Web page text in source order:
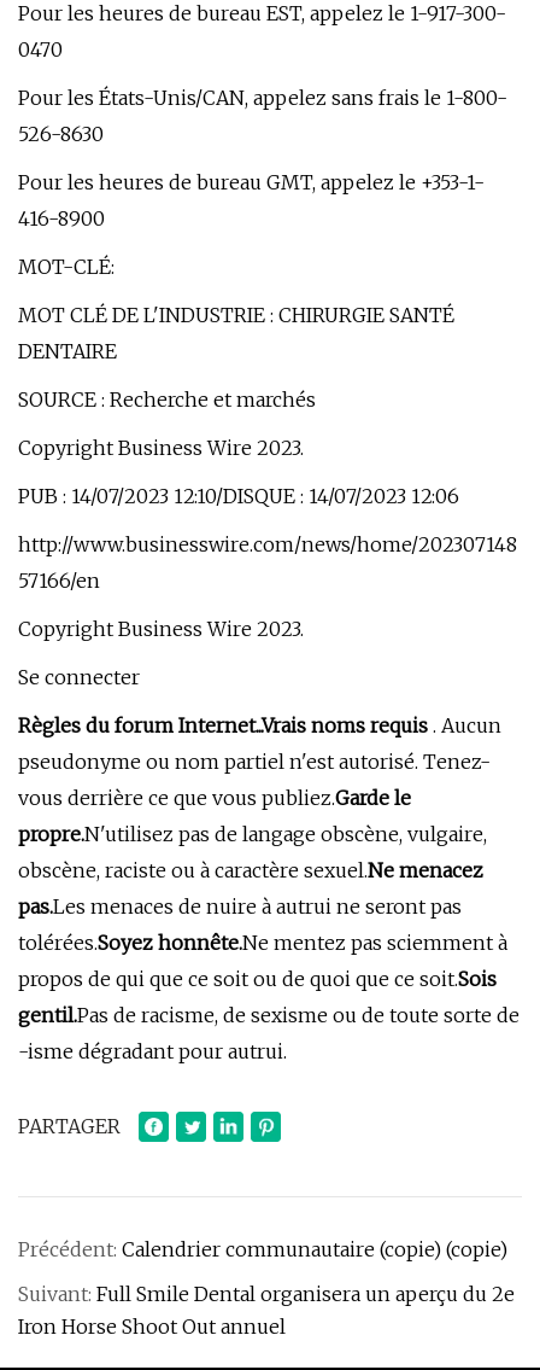
Pour les heures de bureau EST, appelez le 1-917-300-
0470
Pour les États-Unis/CAN, appelez sans frais le 1-800-
526-8630
Pour les heures de bureau GMT, appelez le +353-1-
416-8900
MOT-CLÉ:
MOT CLÉ DE L'INDUSTRIE : CHIRURGIE SANTÉ
DENTAIRE
SOURCE : Recherche et marchés
Copyright Business Wire 2023.
PUB : 14/07/2023 12:10/DISQUE : 14/07/2023 12:06
http://www.businesswire.com/news/home/202307148
57166/en
Copyright Business Wire 2023.
Se connecter
Règles du forum Internet...Vrais noms requis . Aucun
pseudonyme ou nom partiel n'est autorisé. Tenez-
vous derrière ce que vous publiez.Garde le
propre.N'utilisez pas de langage obscène, vulgaire,
obscène, raciste ou à caractère sexuel.Ne menacez
pas.Les menaces de nuire à autrui ne seront pas
tolérées.Soyez honnête.Ne mentez pas sciemment à
propos de qui que ce soit ou de quoi que ce soit.Sois
gentil.Pas de racisme, de sexisme ou de toute sorte de
-isme dégradant pour autrui.
PARTAGER
Précédent: Calendrier communautaire (copie) (copie)
Suivant: Full Smile Dental organisera un aperçu du 2e
Iron Horse Shoot Out annuel